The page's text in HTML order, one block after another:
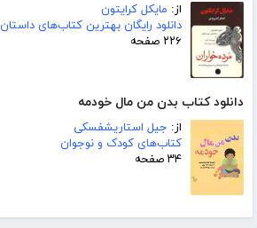
از: مایکل کرایتون
دانلود رایگان بهترین کتاب‌های داستان
۲۲۶ صفحه
دانلود کتاب بدن من مال خودمه
از: جیل استاریشفسکی
کتاب‌های کودک و نوجوان
۳۴ صفحه